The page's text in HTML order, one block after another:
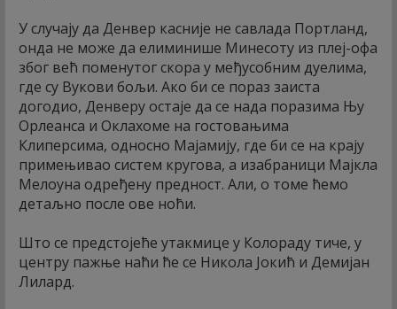
У случају да Денвер касније не савлада Портланд,
онда не може да елиминише Минесоту из плеј-офа
због већ поменутог скора у међусобним дуелима,
где су Вукови бољи. Ако би се пораз заиста
догодио, Денверу остаје да се нада поразима Њу
Орлеанса и Оклахоме на гостовањима
Клиперсима, односно Мајамију, где би се на крају
примењивао систем кругова, а изабраници Мајкла
Мелоуна одређену предност. Али, о томе ћемо
детаљно после ове ноћи.
Што се предстојеће утакмице у Колораду тиче, у
центру пажње наћи ће се Никола Јокић и Демијан
Лилард.